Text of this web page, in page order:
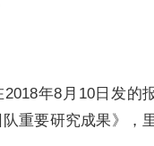
年8月10日发的
重要研究成果》，